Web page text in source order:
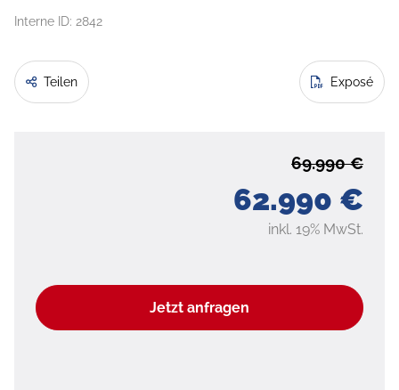
Interne ID: 2842
Teilen Exposé
62.990 €
69.990 €
inkl. 19% MwSt.
Jetzt anfragen